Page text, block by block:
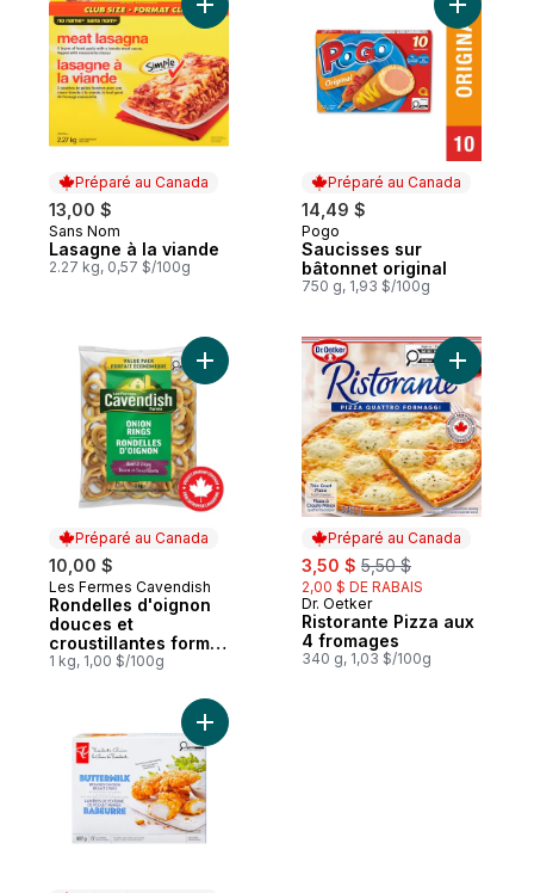
Préparé au Canada
13,00 $
Préparé au Canada
Sans Nom
Lasagne à la viande
2.27 kg, 0,57 $/100g
Ajouter Lasagne à la viande au panier
Préparé au Canada
14,49 $
Préparé au Canada
Pogo
Saucisses sur
bâtonnet original
750 g, 1,93 $/100g
Ajouter
Préparé au Canada
10,00 $
Préparé au Canada
Les Fermes Cavendish
Rondelles d'oignon
douces et
croustillantes format
économique
1 kg, 1,00 $/100g
Ajouter Rondelles d'oignon douces et
Préparé au Canada
sale:
3,50 $ , formerly:
5,50 $
2,00 $ DE RABAIS
Préparé au Canada
Dr. Oetker
Ristorante Pizza aux
4 fromages
340 g, 1,03 $/100g
Ajouter
Ajouter Lanières de poitrine de poulet